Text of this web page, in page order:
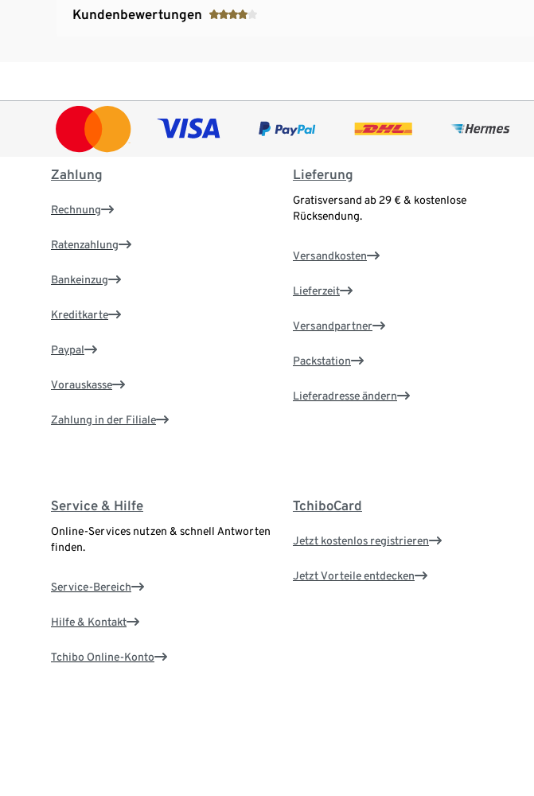
Kundenbewertungen
Zahlung
Rechnung
Ratenzahlung
Bankeinzug
Kreditkarte
Paypal
Vorauskasse
Zahlung in der Filiale
Lieferung
Gratisversand ab 29 € & kostenlose
Rücksendung.
Versandkosten
Lieferzeit
Versandpartner
Packstation
Lieferadresse ändern
Service & Hilfe
Online-Services nutzen & schnell Antworten
finden.
Service-Bereich
Hilfe & Kontakt
Tchibo Online-Konto
TchiboCard
Jetzt kostenlos registrieren
Jetzt Vorteile entdecken